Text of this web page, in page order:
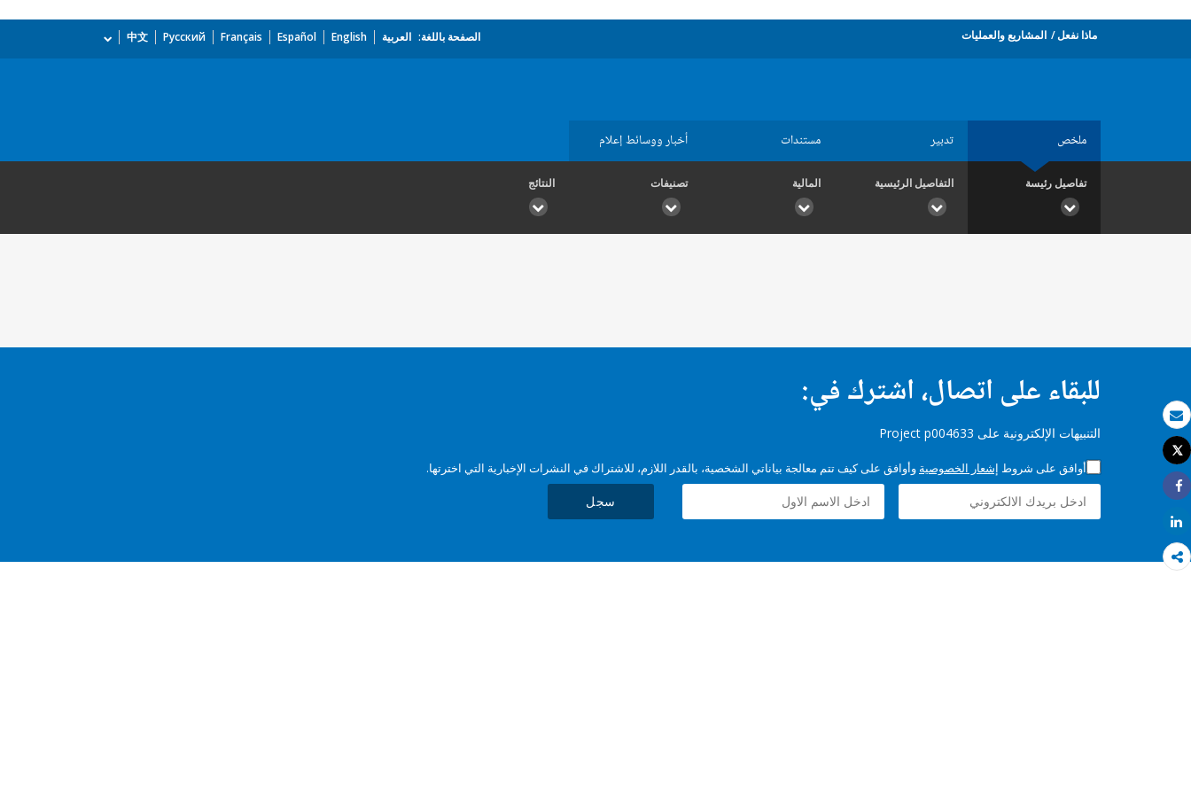
بريد الكتروني
طباعة
Tweet
Share
Share
ماذا نفعل المشاريع والعمليات الصفحة باللغة: العربية English
Español
Français
Русский
中文
ملخص تدبير مستندات أخبار ووسائط إعلام
تفاصيل رئيسة التفاصيل الرئيسية المالية تصنيفات النتائج
للبقاء على اتصال، اشترك في:
التنبيهات الإلكترونية على Project p004633
أوافق على شروط إشعار الخصوصية وأوافق على كيف تتم معالجة بياناتي الشخصية، بالقدر اللازم، للاشتراك في النشرات الإخبارية التي اخترتها.
سجل